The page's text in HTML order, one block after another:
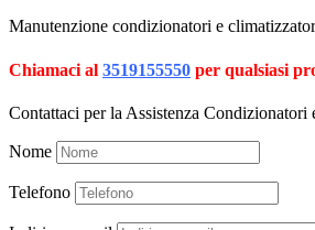
Manutenzione condizionatori e
Chiamaci al 3519155550 per qualsiasi
Contattaci per la Assistenza
Nome
Telefono